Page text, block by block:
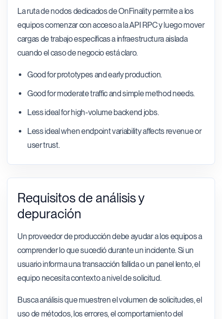
La ruta de nodos dedicados de OnFinality permite a los
equipos comenzar con acceso a la API RPC y luego mover
cargas de trabajo específicas a infraestructura aislada
cuando el caso de negocio está claro.
Good for prototypes and early production.
Good for moderate traffic and simple method needs.
Less ideal for high-volume backend jobs.
Less ideal when endpoint variability affects revenue or
user trust.
Requisitos de análisis y
depuración
Un proveedor de producción debe ayudar a los equipos a
comprender lo que sucedió durante un incidente. Si un
usuario informa una transacción fallida o un panel lento, el
equipo necesita contexto a nivel de solicitud.
Busca análisis que muestren el volumen de solicitudes, el
uso de métodos, los errores, el comportamiento del